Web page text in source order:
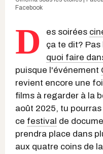
Facebook
D es soirées
ça te dit?
quoi faire
puisque l'événement
revient encore une
films à regarder à la
août 2025, tu
ce festival de
prendra place dans
aux quatre coins de